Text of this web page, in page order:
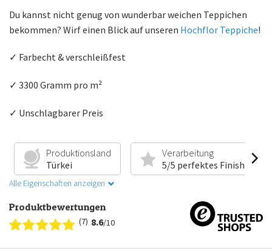
Du kannst nicht genug von wunderbar weichen Teppichen
bekommen? Wirf einen Blick auf unseren Hochflor Teppiche!
✓ Farbecht & verschleißfest
✓ 3300 Gramm pro m²
✓ Unschlagbarer Preis
Produktionsland
Türkei
Verarbeitung
5/5 perfektes Finish
Alle Eigenschaften anzeigen
Produktbewertungen
(7) 8.6/10